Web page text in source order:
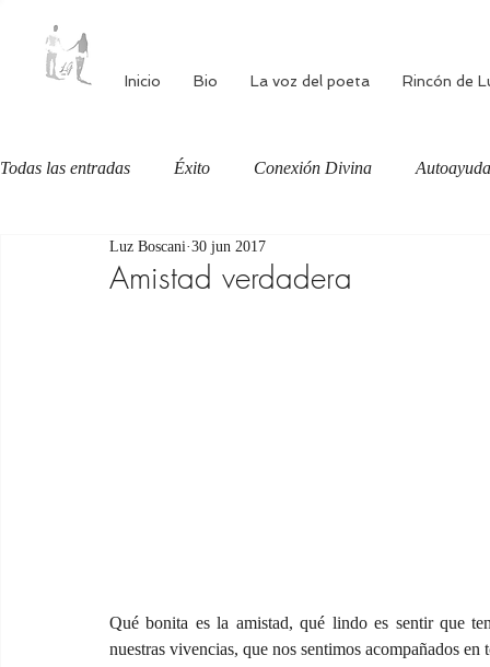
Inicio Bio La voz del poeta Rincón de
Todas las entradas Éxito Conexión Divina Autoayuda
Autoestima Alimentación consciente
Amistad verdadera
Luz Boscani 30 jun 2017
Qué bonita es la amistad, qué lindo es sentir que
nuestras vivencias, que nos sentimos acompañados